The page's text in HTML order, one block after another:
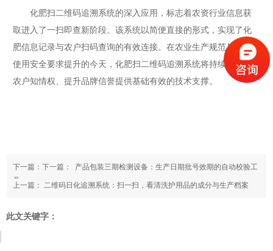
化肥扫二维码追溯系统的深入应用，标志着农资行业信息获
取进入了一扫即查新阶段。该系统以简便直接的形式，实现了化
肥信息记录与农户扫码查询的有效连接。在农业生产规范与化肥
使用安全要求提升的今天，化肥扫二维码追溯系统将持续为保障
农户知情权、提升品牌信誉提供基础有效的技术支撑。
下一篇：下一篇：
​ 产品包装三期检测设备：生产日期批号效期的自动校验工
具
上一篇：二维码日化追溯系统：扫一扫，看清洗护用品的成分与生产档案
此文关键字：